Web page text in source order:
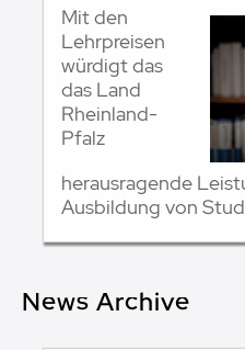
Mit den
Lehrpreisen
würdigt das
das Land
Rheinland-
Pfalz
herausragende
Ausbildung von
News Archive